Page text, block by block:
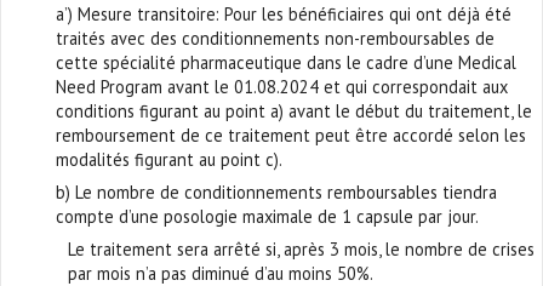
a’) Mesure transitoire: Pour les bénéficiaires qui ont déjà été
traités avec des conditionnements non-remboursables de
cette spécialité pharmaceutique dans le cadre d’une Medical
Need Program avant le 01.08.2024 et qui correspondait aux
conditions figurant au point a) avant le début du traitement, le
remboursement de ce traitement peut être accordé selon les
modalités figurant au point c).
b) Le nombre de conditionnements remboursables tiendra
compte d’une posologie maximale de 1 capsule par jour.
Le traitement sera arrêté si, après 3 mois, le nombre de crises
par mois n’a pas diminué d’au moins 50%.